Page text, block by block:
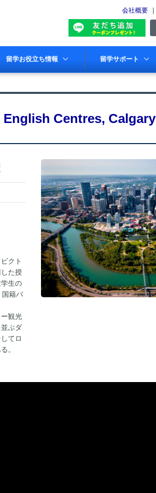
会社概要
留学お役立ち情報 留学サポート
Centres, Calgary
クト
た授
生の
国籍バ
観光
ぶダ
てロ
。